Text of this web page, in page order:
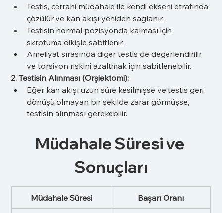
Testis, cerrahi müdahale ile kendi ekseni etrafında
çözülür ve kan akışı yeniden sağlanır.
Testisin normal pozisyonda kalması için
skrotuma dikişle sabitlenir.
Ameliyat sırasında diğer testis de değerlendirilir
ve torsiyon riskini azaltmak için sabitlenebilir.
2. Testisin Alınması (Orşiektomi):
Eğer kan akışı uzun süre kesilmişse ve testis geri
dönüşü olmayan bir şekilde zarar görmüşse,
testisin alınması gerekebilir.
Müdahale Süresi ve
Sonuçları
Müdahale Süresi Başarı Oranı